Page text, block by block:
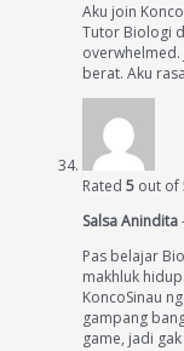
Aku join
Tutor Biologi
berat. Aku
Rated 5 out of
Salsa Anindita
Pas belajar
makhluk
KoncoSinau
gampang
game, jadi